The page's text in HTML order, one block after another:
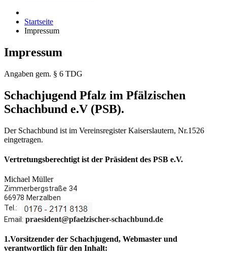
Startseite
Impressum
Impressum
Angaben gem. § 6 TDG
Schachjugend Pfalz im Pfälzischen
Schachbund e.V (PSB).
Der Schachbund ist im Vereinsregister Kaiserslautern, Nr.1526
eingetragen.
Vertretungsberechtigt ist der Präsident des PSB e.V.
Michael Müller
Zimmerbergstraße 34
66978 Merzalben
Tel.:
Email: praesident@pfaelzischer-schachbund.de
1.Vorsitzender der Schachjugend, Webmaster und
verantwortlich für den Inhalt: